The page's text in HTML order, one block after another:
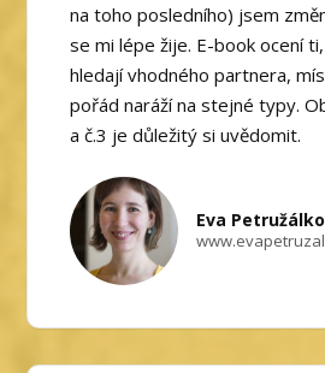
na toho posledního) jsem
se mi lépe žije. E-book ocení
hledají vhodného partnera,
pořád naráží na stejné typy.
a č.3 je důležitý si uvědomit.
Eva